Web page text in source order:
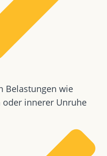
Belastungen wie
oder innerer Unruhe